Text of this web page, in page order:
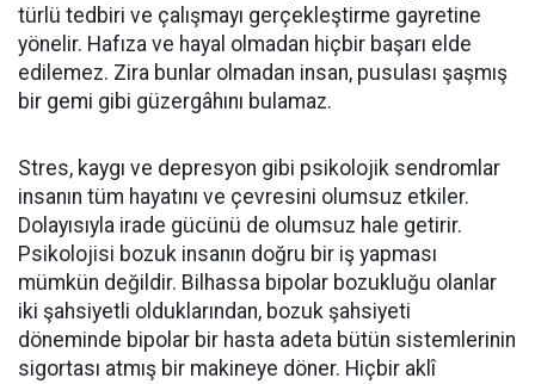
türlü tedbiri ve çalışmayı gerçekleştirme gayretine
yönelir. Hafıza ve hayal olmadan hiçbir başarı elde
edilemez. Zira bunlar olmadan insan, pusulası şaşmış
bir gemi gibi güzergâhını bulamaz.
Stres, kaygı ve depresyon gibi psikolojik sendromlar
insanın tüm hayatını ve çevresini olumsuz etkiler.
Dolayısıyla irade gücünü de olumsuz hale getirir.
Psikolojisi bozuk insanın doğru bir iş yapması
mümkün değildir. Bilhassa bipolar bozukluğu olanlar
iki şahsiyetli olduklarından, bozuk şahsiyeti
döneminde bipolar bir hasta adeta bütün sistemlerinin
sigortası atmış bir makineye döner. Hiçbir aklî